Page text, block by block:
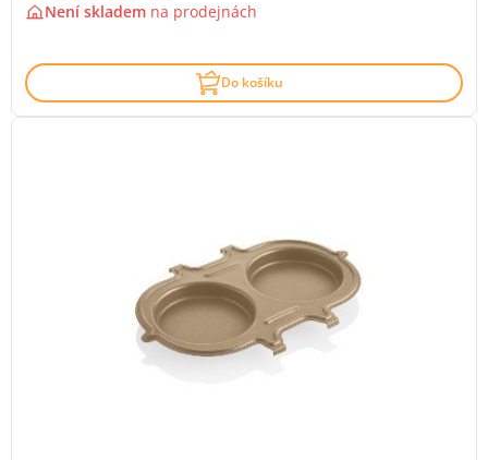
Není skladem na prodejnách
Do košíku